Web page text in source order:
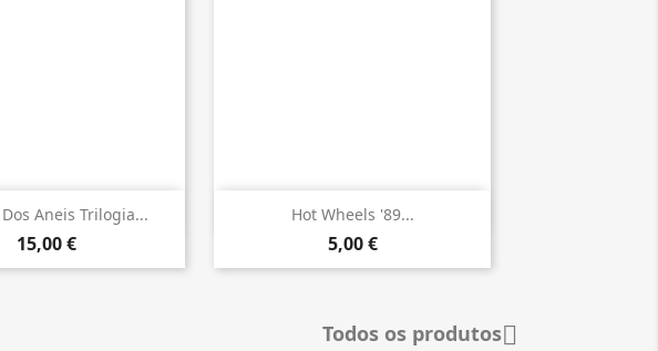
Aneis Trilogia...
15,00 €
Vista rápida Hot Wheels '89...
5,00 €
 Vista rápida
Todos os produtos